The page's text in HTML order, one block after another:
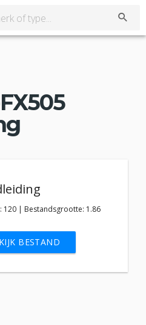
120 | Bestandsgrootte: 1.86
BESTAND